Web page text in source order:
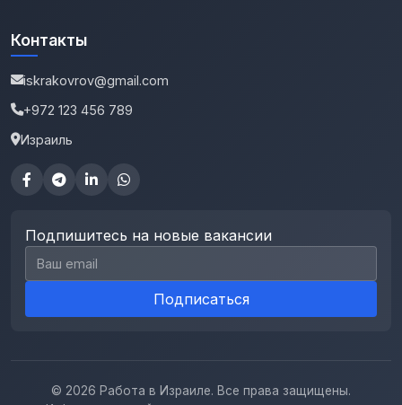
Контакты
iskrakovrov@gmail.com
+972 123 456 789
Израиль
Подпишитесь на новые вакансии
Email для подписки
Подписаться
© 2026 Работа в Израиле. Все права защищены.